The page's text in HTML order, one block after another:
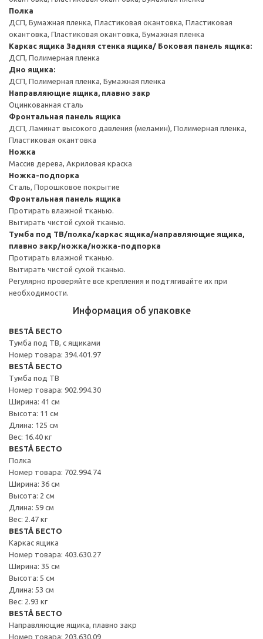
Полка
ДСП, Бумажная пленка, Пластиковая окантовка, Пластиковая
окантовка, Пластиковая окантовка, Бумажная пленка
Каркас ящика Задняя стенка ящика/ Боковая панель ящика:
ДСП, Полимерная пленка
Дно ящика:
ДСП, Полимерная пленка, Бумажная пленка
Направляющие ящика, плавно закр
Оцинкованная сталь
Фронтальная панель ящика
ДСП, Ламинат высокого давления (меламин), Полимерная пленка,
Пластиковая окантовка
Ножка
Массив дерева, Акриловая краска
Ножка-подпорка
Сталь, Порошковое покрытие
Фронтальная панель ящика
Протирать влажной тканью.
Вытирать чистой сухой тканью.
Тумба под ТВ/полка/каркас ящика/направляющие ящика,
плавно закр/ножка/ножка-подпорка
Протирать влажной тканью.
Вытирать чистой сухой тканью.
Регулярно проверяйте все крепления и подтягивайте их при
необходимости.
Информация об упаковке
BESTÅ БЕСТО
Тумба под ТВ, с ящиками
Номер товара: 394.401.97
BESTÅ БЕСТО
Тумба под ТВ
Номер товара: 902.994.30
Ширина: 41 см
Высота: 11 см
Длина: 125 см
Вес: 16.40 кг
BESTÅ БЕСТО
Полка
Номер товара: 702.994.74
Ширина: 36 см
Высота: 2 см
Длина: 59 см
Вес: 2.47 кг
BESTÅ БЕСТО
Каркас ящика
Номер товара: 403.630.27
Ширина: 35 см
Высота: 5 см
Длина: 53 см
Вес: 2.93 кг
BESTÅ БЕСТО
Направляющие ящика, плавно закр
Номер товара: 203.630.09